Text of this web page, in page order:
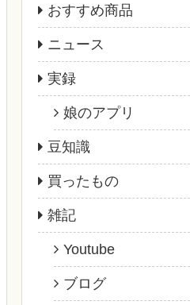
おすすめ商品
ニュース
実録
娘のアプリ
豆知識
買ったもの
雑記
Youtube
ブログ